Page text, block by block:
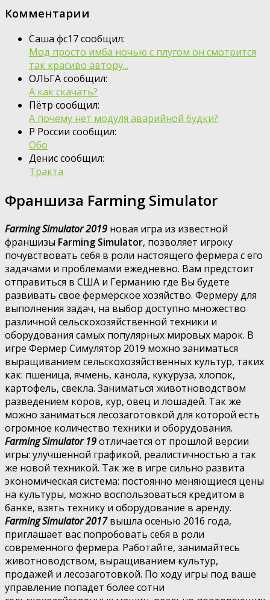
Комментарии
Саша фс17 сообщил:
Мод просто имба ночью с плугом он смотрится
так красиво автору...
ОЛЬГА сообщил:
А как скачать?
Пётр сообщил:
А почему нет модуля аварийной будки?
Р России сообщил:
Обо
Денис сообщил:
Тракта
Франшиза Farming Simulator
Farming Simulator 2019 новая игра из известной
франшизы Farming Simulator, позволяет игроку
почувствовать себя в роли настоящего фермера с его
задачами и проблемами ежедневно. Вам предстоит
отправиться в США и Германию где Вы будете
развивать свое фермерское хозяйство. Фермеру для
выполнения задач, на выбор доступно множество
различной сельскохозяйственной техники и
оборудования самых популярных мировых марок. В
игре Фермер Симулятор 2019 можно заниматься
выращиванием сельскохозяйственных культур, таких
как: пшеница, ячмень, канола, кукуруза, хлопок,
картофель, свекла. Заниматься животноводством
разведением коров, кур, овец и лошадей. Так же
можно заниматься лесозаготовкой для которой есть
огромное количество техники и оборудования.
Farming Simulator 19отличается от прошлой версии
игры: улучшенной графикой, реалистичностью а так
же новой техникой. Так же в игре сильно развита
экономическая система: постоянно меняющиеся цены
на культуры, можно воспользоваться кредитом в
банке, взять технику и оборудование в аренду.
Farming Simulator 2017вышла осенью 2016 года,
приглашает вас попробовать себя в роли
современного фермера. Работайте, занимайтесь
животноводством, выращиванием культур,
продажей и лесозаготовкой. По ходу игры под ваше
управление попадет более сотни